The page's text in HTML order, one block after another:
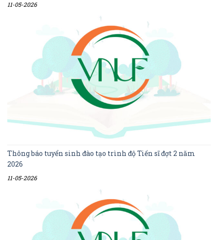
11-05-2026
Thông báo tuyển sinh đào tạo trình độ Tiến sĩ đợt 2 năm
2026
11-05-2026